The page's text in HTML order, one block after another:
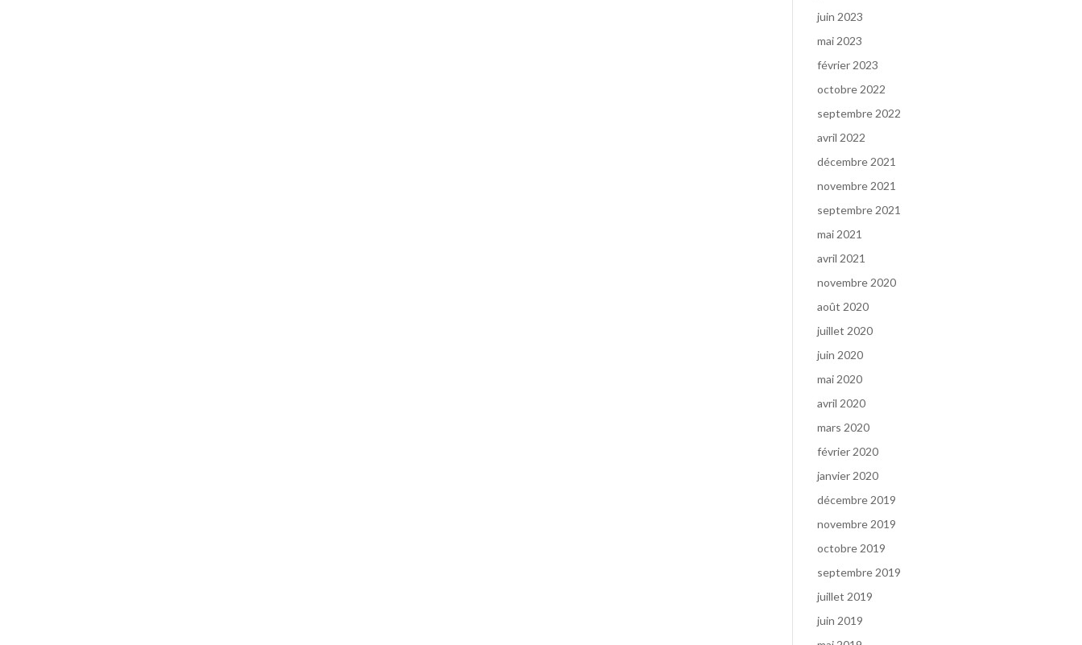
juin 2023
mai 2023
février 2023
octobre 2022
septembre 2022
avril 2022
décembre 2021
novembre 2021
septembre 2021
mai 2021
avril 2021
novembre 2020
août 2020
juillet 2020
juin 2020
mai 2020
avril 2020
mars 2020
février 2020
janvier 2020
décembre 2019
novembre 2019
octobre 2019
septembre 2019
juillet 2019
juin 2019